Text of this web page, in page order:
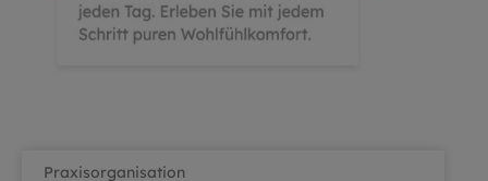
Praxisorganisation